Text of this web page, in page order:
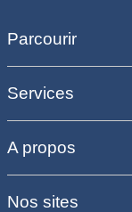
Parcourir
Services
A propos
Nos sites